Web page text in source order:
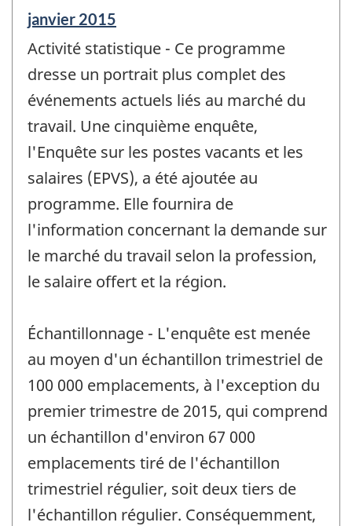
Période
référence
de
changement
-
janvier 2015
Activité statistique - Ce programme
dresse un portrait plus complet des
événements actuels liés au marché du
travail. Une cinquième enquête,
l'Enquête sur les postes vacants et les
salaires (EPVS), a été ajoutée au
programme. Elle fournira de
l'information concernant la demande sur
le marché du travail selon la profession,
le salaire offert et la région.
Échantillonnage - L'enquête est menée
au moyen d'un échantillon trimestriel de
100 000 emplacements, à l'exception du
premier trimestre de 2015, qui comprend
un échantillon d'environ 67 000
emplacements tiré de l'échantillon
trimestriel régulier, soit deux tiers de
l'échantillon régulier. Conséquemment,